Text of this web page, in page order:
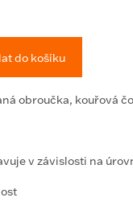
do košíku
obroučka, kouřová
v závislosti na